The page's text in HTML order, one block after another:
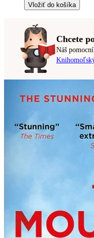
Vložiť do košíka
Chcete
Náš